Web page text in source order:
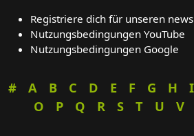
Registriere dich für unseren
Nutzungsbedingungen YouTube
Nutzungsbedingungen Google
# A B C D E F G H I
O
P Q R S T U V